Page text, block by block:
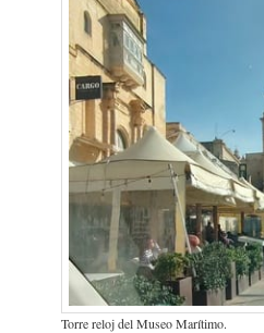
Torre reloj del Museo Marítimo.